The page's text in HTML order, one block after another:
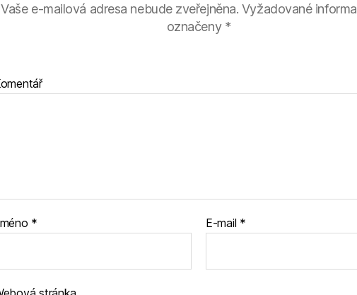
Vaše e-mailová adresa nebude zveřejněna. Vyžadované
označeny *
* E-mail *